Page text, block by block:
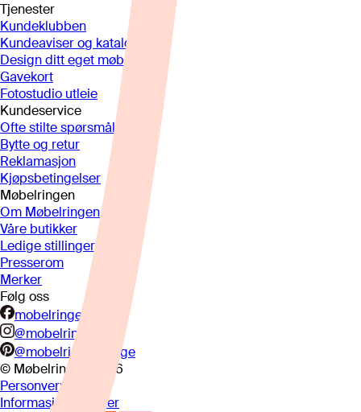
Tjenester
Kundeklubben
Kundeaviser og kataloger
Design ditt eget møbel
Gavekort
Fotostudio utleie
Kundeservice
Ofte stilte spørsmål
Bytte og retur
Reklamasjon
Kjøpsbetingelser
Møbelringen
Om Møbelringen
Våre butikker
Ledige stillinger
Presserom
Merker
Følg oss
mobelringen.no
@mobelringen
@mobelringennorge
© Møbelringen
2026
Personvern
Informasjonskapsler